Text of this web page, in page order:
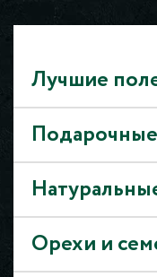
Лучшие
Орехи и